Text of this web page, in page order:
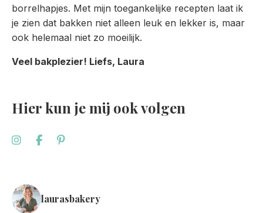
borrelhapjes. Met mijn toegankelijke recepten laat ik
je zien dat bakken niet alleen leuk en lekker is, maar
ook helemaal niet zo moeilijk.
Veel bakplezier! Liefs, Laura
Hier kun je mij ook volgen
laurasbakery